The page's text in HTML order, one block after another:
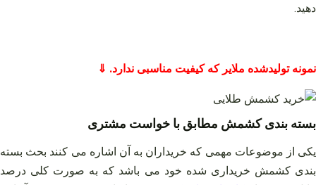
دهید.
نمونه تولیدشده ملایر که کیفیت مناسبی ندارد. ⇓
بسته بندی کشمش مطابق با خواست مشتری
یکی از موضوعات مهمی که خریداران به آن اشاره می‌ کنند بحث بسته
بندی کشمش خریداری شده خود می باشد که به صورت کلی درصد